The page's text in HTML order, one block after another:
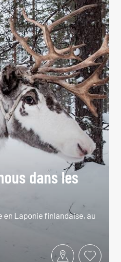
dans les
en Laponie finlandaise, au